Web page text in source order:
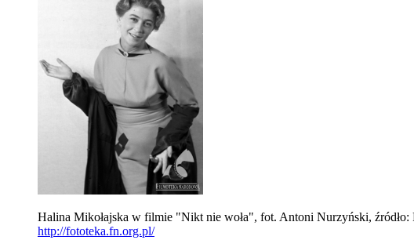
Halina Mikołajska w filmie "Nikt nie woła", fot. Antoni Nurzyński, źródło:
http://fototeka.fn.org.pl/